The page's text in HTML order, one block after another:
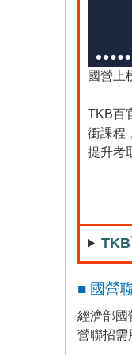
國營上
TKB百
衝課程
提升考
■ 國營
經濟部國
營聯招需